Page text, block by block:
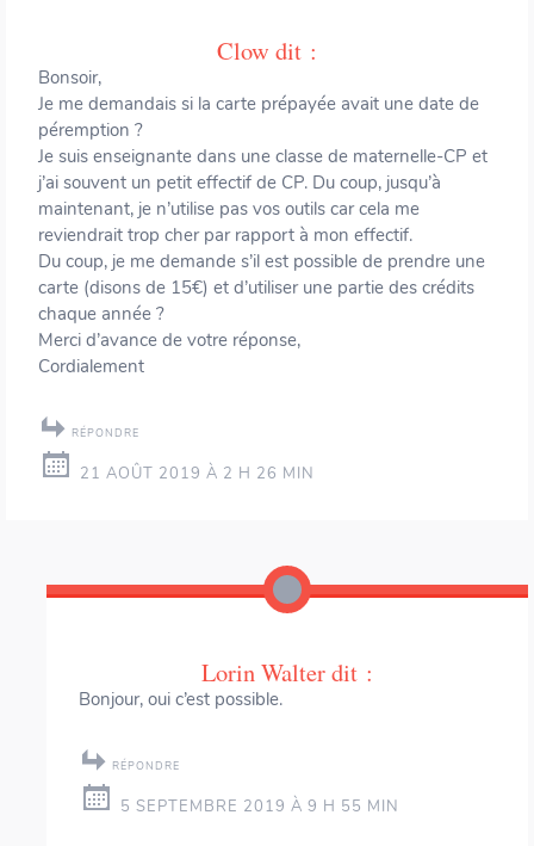
Clow dit :
Bonsoir,
Je me demandais si la carte prépayée avait une date de
péremption ?
Je suis enseignante dans une classe de maternelle-CP et
j’ai souvent un petit effectif de CP. Du coup, jusqu’à
maintenant, je n’utilise pas vos outils car cela me
reviendrait trop cher par rapport à mon effectif.
Du coup, je me demande s’il est possible de prendre une
carte (disons de 15€) et d’utiliser une partie des crédits
chaque année ?
Merci d’avance de votre réponse,
Cordialement
RÉPONDRE
21 AOÛT 2019 À 2 H 26 MIN
Lorin Walterdit :
Bonjour, oui c’est possible.
RÉPONDRE
5 SEPTEMBRE 2019 À 9 H 55 MIN